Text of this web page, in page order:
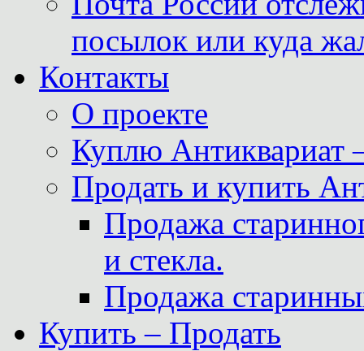
посылок или куда
Контакты
О проекте
Куплю Антиквариат
Продать и купить
Продажа
и стекла.
Продажа
Купить – Продать